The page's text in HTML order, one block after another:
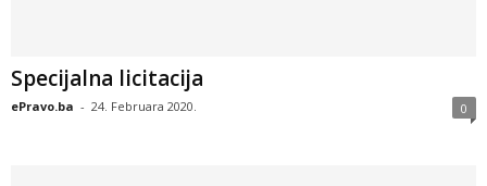
Specijalna licitacija
ePravo.ba - 24. Februara 2020. 0